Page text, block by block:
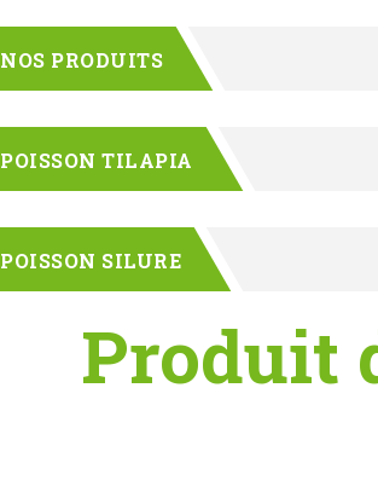
NOS PRODUITS
POISSON TILAPIA
POISSON SILURE
Produit